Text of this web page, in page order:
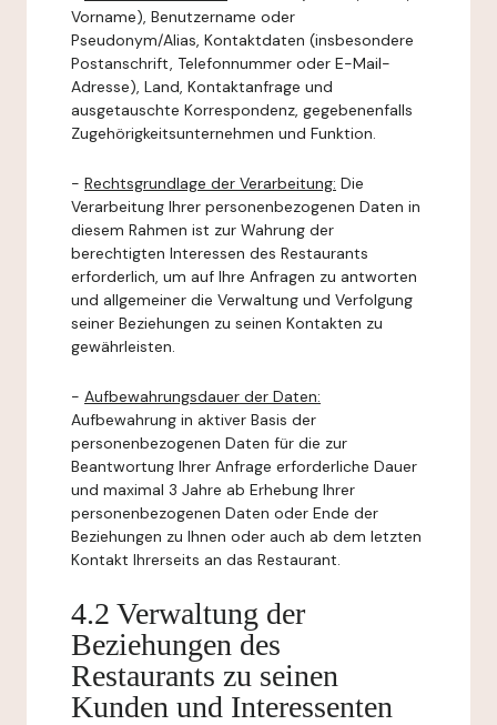
Vorname), Benutzername oder
Pseudonym/Alias, Kontaktdaten (insbesondere
Postanschrift, Telefonnummer oder E-Mail-
Adresse), Land, Kontaktanfrage und
ausgetauschte Korrespondenz, gegebenenfalls
Zugehörigkeitsunternehmen und Funktion.
- Rechtsgrundlage der Verarbeitung: Die
Verarbeitung Ihrer personenbezogenen Daten in
diesem Rahmen ist zur Wahrung der
berechtigten Interessen des Restaurants
erforderlich, um auf Ihre Anfragen zu antworten
und allgemeiner die Verwaltung und Verfolgung
seiner Beziehungen zu seinen Kontakten zu
gewährleisten.
- Aufbewahrungsdauer der Daten:
Aufbewahrung in aktiver Basis der
personenbezogenen Daten für die zur
Beantwortung Ihrer Anfrage erforderliche Dauer
und maximal 3 Jahre ab Erhebung Ihrer
personenbezogenen Daten oder Ende der
Beziehungen zu Ihnen oder auch ab dem letzten
Kontakt Ihrerseits an das Restaurant.
4.2 Verwaltung der
Beziehungen des
Restaurants zu seinen
Kunden und Interessenten